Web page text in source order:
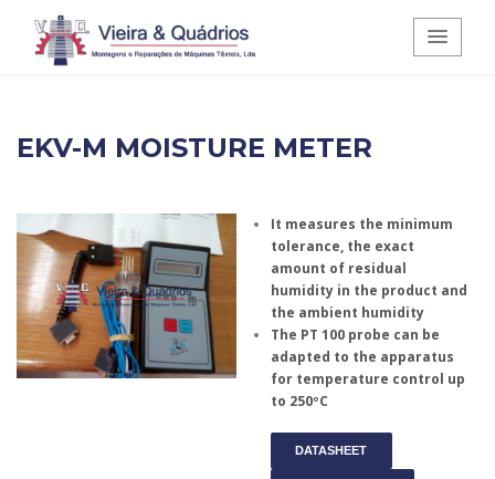
Vieira e Quádrios - Montagens e
Reparações de Máquinas Têxteis,
Lda.
EKV-M MOISTURE METER
It measures the minimum
tolerance, the exact
amount of residual
humidity in the product and
the ambient humidity
The PT 100 probe can be
adapted to the apparatus
for temperature control up
to 250ºC
DATASHEET